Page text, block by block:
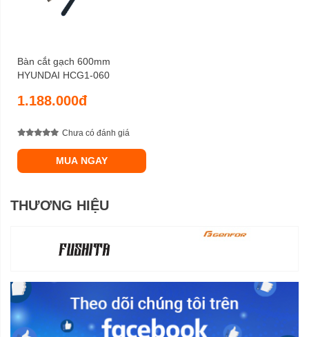
Bàn cắt gạch 600mm
HYUNDAI HCG1-060
1.188.000đ
Chưa có đánh giá
MUA NGAY
THƯƠNG HIỆU